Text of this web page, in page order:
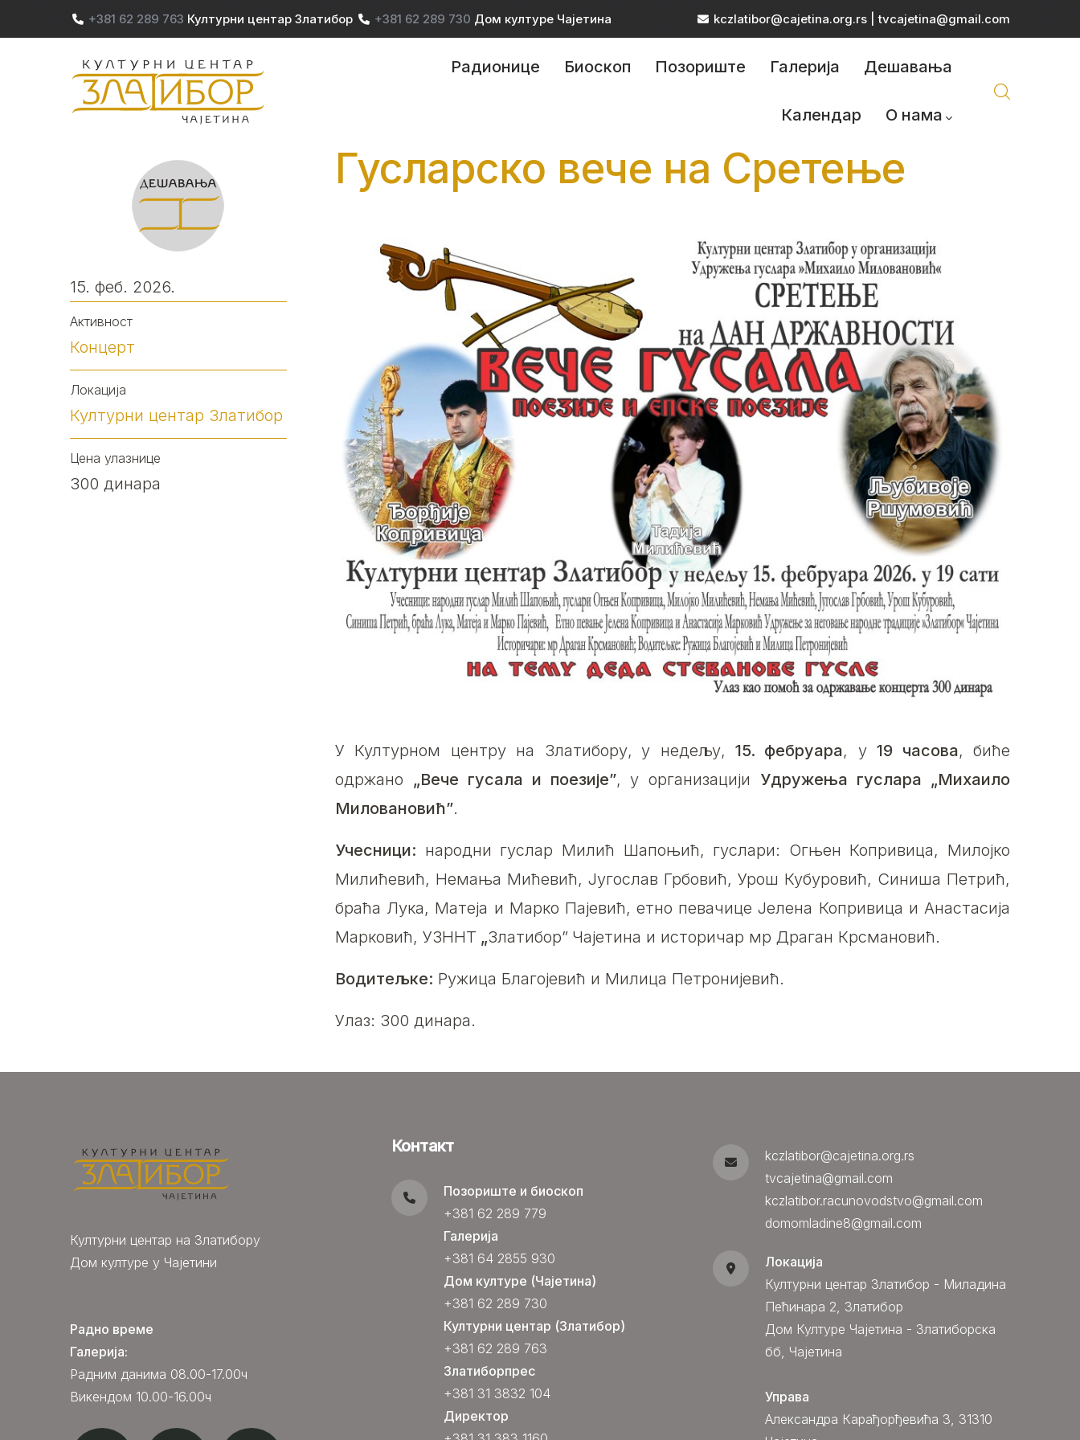
Skip to main content
+381 62 289 763 Културни центар Златибор +381 62 289 730 Дом културе Чајетина kczlatibor@cajetina.org.rs |tvcajetina@gmail.com
Радионице Биоскоп Позориште Галерија Дешавања
Календар О нама
15. феб. 2026.
Активност
Концерт
Локација
Културни центар Златибор
Цена улазнице
300 динара
Гусларско вече на Сретење
У Културном центру на Златибору, у недељу, 15. фебруара, у19 часова, биће
одржано „Вече гусала и поезије”, у организацији Удружења гуслара „Михаило
Миловановић”.
Учесници: народни гуслар Милић Шапоњић, гуслари: Огњен Копривица, Милојко
Милићевић, Немања Мићевић, Југослав Грбовић, Урош Кубуровић, Синиша Петрић,
браћа Лука, Матеја и Марко Пајевић, етно певачице Јелена Копривица и Анастасија
Марковић, УЗННТ „Златибор” Чајетина и историчар мр Драган Крсмановић.
Водитељке: Ружица Благојевић и Милица Петронијевић.
Улаз: 300 динара.
Културни центар на Златибору
Дом културе у Чајетини
Радно време
Галерија:
Радним данима 08.00-17.00ч
Викендом 10.00-16.00ч
Контакт
Позориште и биоскоп
+381 62 289 779
Галерија
+381 64 2855 930
Дом културе (Чајетина)
+381 62 289 730
Културни центар (Златибор)
+381 62 289 763
Златиборпрес
+381 31 3832 104
Директор
kczlatibor@cajetina.org.rs
tvcajetina@gmail.com
kczlatibor.racunovodstvo@gmail.com
domomladine8@gmail.com
Локација
Културни центар Златибор - Миладина
Пећинара 2, Златибор
Дом Културе Чајетина - Златиборска
бб, Чајетина
Управа
Александра Карађорђевића 3, 31310